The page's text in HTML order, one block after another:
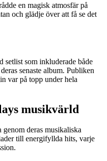
en magisk atmosfär på
och glädje över att få se det
setlist som inkluderade både
senaste album. Publiken
var på topp under hela
musikvärld
genom deras musikaliska
till energifyllda hits, varje